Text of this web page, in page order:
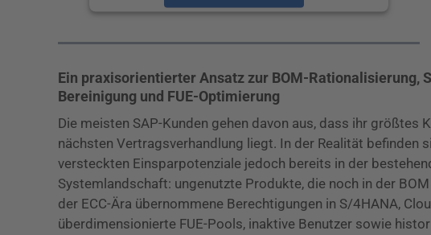
Ein praxisorientierter Ansatz zur BOM-Rationalisierung,
Bereinigung und FUE-Optimierung
Die meisten SAP-Kunden gehen davon aus, dass ihr größtes
nächsten Vertragsverhandlung liegt. In der Realität befinden
versteckten Einsparpotenziale jedoch bereits in der
Systemlandschaft: ungenutzte Produkte, die noch in der
der ECC-Ära übernommene Berechtigungen in S/4HANA,
überdimensionierte FUE-Pools, inaktive Benutzer sowie